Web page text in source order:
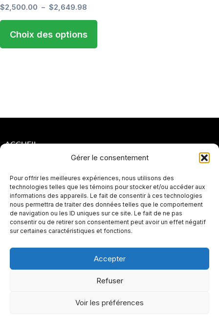
Gérer le consentement
Pour offrir les meilleures expériences, nous utilisons des
technologies telles que les témoins pour stocker et/ou accéder aux
informations des appareils. Le fait de consentir à ces technologies
nous permettra de traiter des données telles que le comportement
de navigation ou les ID uniques sur ce site. Le fait de ne pas
consentir ou de retirer son consentement peut avoir un effet négatif
sur certaines caractéristiques et fonctions.
Accepter
Refuser
Voir les préférences
$2,500.00 – $2,649.98
Choix des options
ACCUEIL
POLITIQUES DE CONFIDENTIALITÉ
POLITIQUES DE RETOUR ET DE REMBOURSEMENT
PLAN DE SITE
SEO